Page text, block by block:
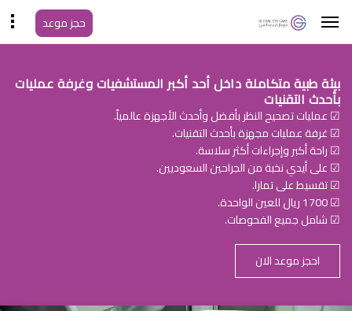
حجز موعد
بيئة طبية متكاملة داخل أحد أكبر المستشفيات وغرفة عمليات
بأحدث التقنيات
☑ عمليات تصحيح النظر بأفضل وأحدث الأجهزة عالمياً.
☑ غرفة عمليات مجهزة بأحدث التقنيات.
☑ راحة أكبر وإجراءات أكثر سلاسة.
☑ على أيدي نخبة من الجراحين السعوديين.
☑ تقسيط على تمارا.
☑ 1700 ريال للعين الواحدة.
☑ شامل جميع الفحوصات.
احجز موعد الان